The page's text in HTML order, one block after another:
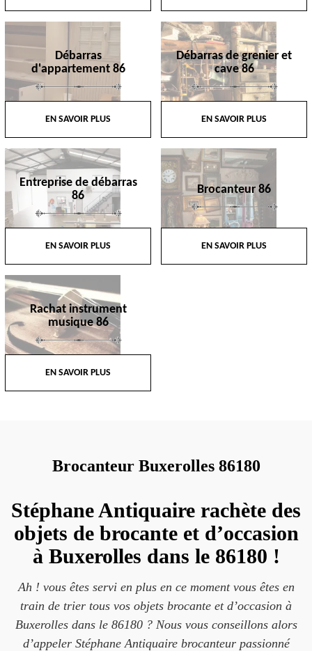
Débarras
d'appartement 86
EN SAVOIR PLUS
Débarras de grenier et
cave 86
EN SAVOIR PLUS
Entreprise de débarras
86
EN SAVOIR PLUS
Brocanteur 86
EN SAVOIR PLUS
Rachat instrument
musique 86
EN SAVOIR PLUS
Brocanteur Buxerolles 86180
Stéphane Antiquaire rachète des
objets de brocante et d’occasion
à Buxerolles dans le 86180 !
Ah ! vous êtes servi en plus en ce moment vous êtes en
train de trier tous vos objets brocante et d’occasion à
Buxerolles dans le 86180 ? Nous vous conseillons alors
d’appeler Stéphane Antiquaire brocanteur passionné